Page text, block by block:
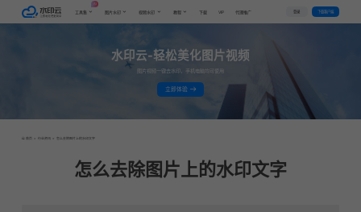
工具集 图片水印 视频水印 教程 下载 VIP 代理推广 登录 下载客户端
水印云-轻松美化图片视频
图片视频一键去水印，手机电脑均可使用
立即体验
首页 > 行业资讯 > 怎么去除图片上的水印文字
怎么去除图片上的水印文字